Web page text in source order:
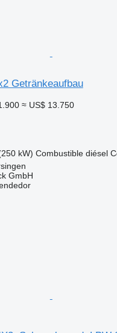
Getränkeaufbau
≈ US$ 13.750
kW) Combustible diésel
GmbH